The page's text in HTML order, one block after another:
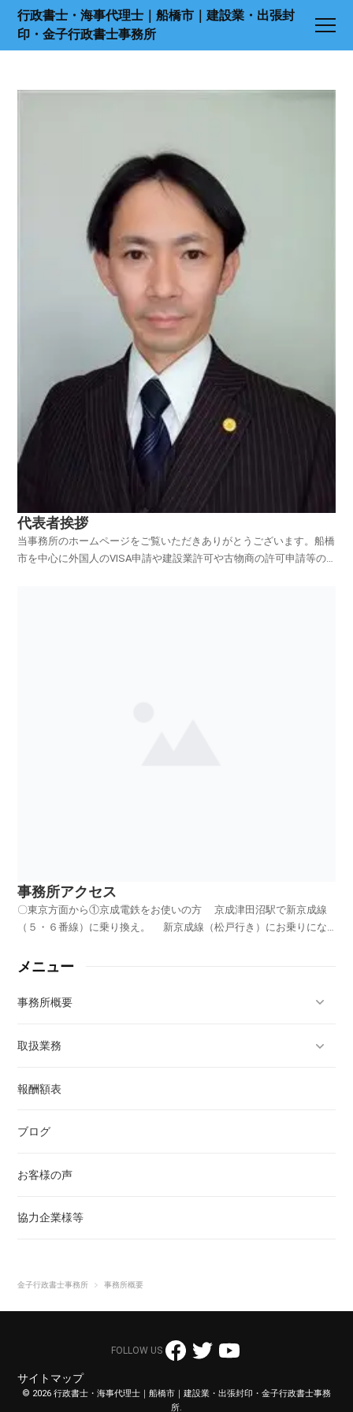
行政書士・海事代理士｜船橋市｜建設業・出張封
印・金子行政書士事務所
代表者挨拶
当事務所のホームページをご覧いただきありがとうございます。船橋
市を中心に外国人のVISA申請や建設業許可や古物商の許可申請等の
事務所アクセス
〇東京方面から①京成電鉄をお使いの方 京成津田沼駅で新京成線
（５・６番線）に乗り換え。 新京成線（松戸行き）にお乗りにな
新京成線に乗り換え。（乗り換え用の改札がございます。） 新京
メニュー
事務所概要
代表者挨拶
事務所アクセス
取扱業務
建 設 業 許 可
廃棄物処理
法 人 設 立
契約書の作成
船・水上バイク（ジェットスキー）関係
外国人VISA申請
報酬額表
ブログ
お客様の声
協力企業様等
金子行政書士事務所 事務所概要
FOLLOW US
サイトマップ
© 2026 行政書士・海事代理士｜船橋市｜建設業・出張封印・金子行政書士事務
所.